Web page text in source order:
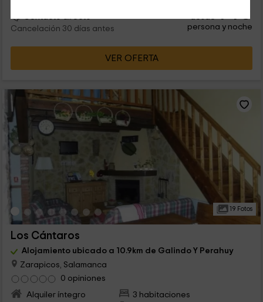
Contacto directo
Cancelación 30 días antes
desde14
persona y noche
VER OFERTA
19 Fotos
Los Cántaros
Alojamiento ubicado a 10.9km de Galindo Y Perahuy
Zarapicos, Salamanca
0 opiniones
Alquiler íntegro
3 habitaciones